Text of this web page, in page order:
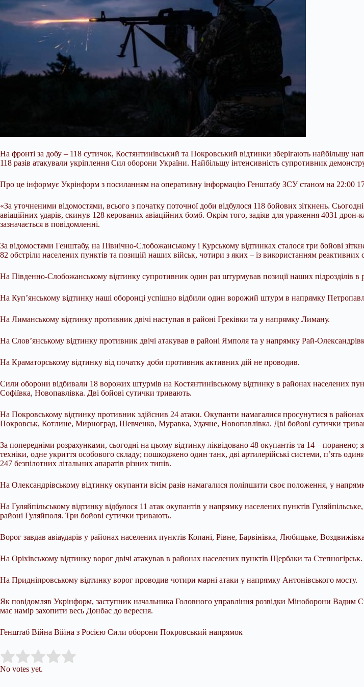
На фронті за добу – 118 сутичок, Костянтинівський та Покровський відтинки зберігають найбільшу
118 разів атакували укріплення Сил оборони України. Найбільшу інтенсивність супротивник
Про це інформує Укрінформ з посиланням на оперативну інформацію Генштабу ЗСУ станом на 22:00
«За уточненими відомостями, всього з початку поточної доби відбулося 118 бойових зіткнень.
авіаційних ударів, скинув 128 керованих авіаційних бомб. Окрім того, задіяв для ураження 4031 дрон-
зазначається в повідомленні.
За відомостями Генштабу, на Північно-Слобожанському і Курському відтинках сталося три бойові
82 обстріли населених пунктів та позицій наших військ, чотири з яких – із використанням
На Південно-Слобожанському відтинку супротивник один раз штурмував позиції наших підрозділів в
На Куп’янському відтинку наші оборонці успішно відбили один ворожий штурм в напрямку
На Лиманському відтинку противник двічі наступав в районі Греківки та у напрямку Лиману.
На Слов’янському відтинку противник двічі атакував в районі Ямполя та у напрямку Рай-
На Краматорському відтинку від початку доби противник активних дій не проводив.
Сили оборони відбивали 18 ворожих штурмів на Костянтинівському відтинку в районах населених
Софіївка, Новопавлівка. Дві бойові сутички тривають.
На Покровському відтинку противник здійснив 24 атаки. Окупанти намагалися просунутися в
Покровськ, Котлине, Мирноград, Шевченко, Муравка, Удачне, Новопавлівка. Дві бойові сутички
За попередніми розрахунками, сьогодні на цьому відтинку ліквідовано 48 окупантів та 14 –
техніки, одне укриття особового складу; пошкоджено один танк, дві артилерійські системи, п’ять
247 безпілотних літальних апаратів різних типів.
На Олександрівському відтинку окупанти вісім разів намагалися поліпшити своє положення, у
На Гуляйпільському відтинку відбулося 11 атак окупантів у напрямку населених пунктів
районі Гуляйполя. Три бойові сутички тривають.
Ворог завдав авіаударів у районах населених пунктів Копані, Рівне, Барвінівка, Любицьке,
На Оріхівському відтинку ворог двічі атакував в районах населених пунктів Щербаки та Степногірськ.
На Придніпровському відтинку ворог проводив чотири марні атаки у напрямку Антонівського мосту.
Як повідомляв Укрінформ, заступник начальника Головного управління розвідки Міноборони Вадим
має намір захопити весь Донбас до вересня.
Генштаб Війна Війна з Росією Сили оборони Покровський напрямок
Rate this item:
No votes yet.